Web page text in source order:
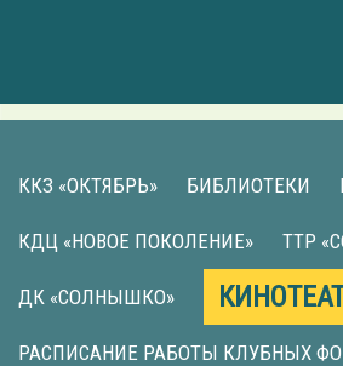
ККЗ «ОКТЯБРЬ» БИБЛИОТЕКИ
КДЦ «НОВОЕ ПОКОЛЕНИЕ» ТТР
ДК «СОЛНЫШКО»
РАСПИСАНИЕ РАБОТЫ КЛУБНЫХ